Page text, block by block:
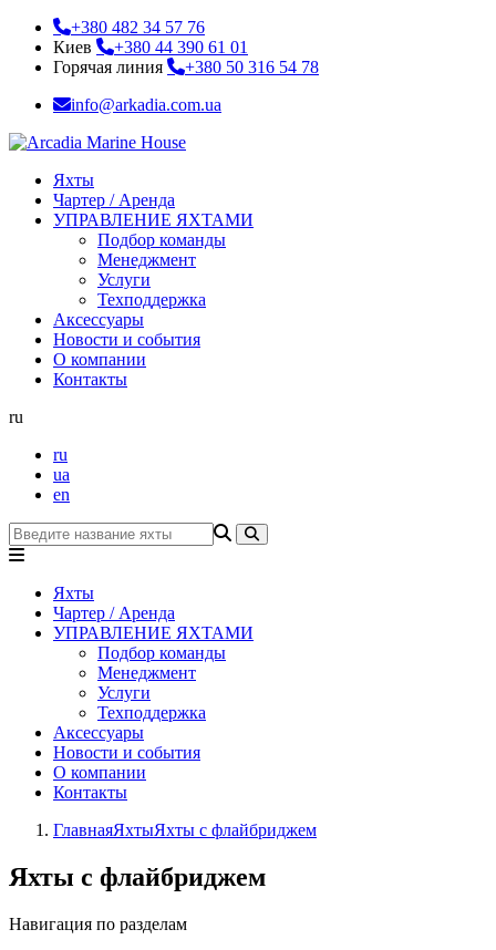
+380 482 34 57 76
Киев
+380 44 390 61 01
Горячая линия
+380 50 316 54 78
info@arkadia.com.ua
Яхты
Чартер / Аренда
УПРАВЛЕНИЕ ЯХТАМИ
Подбор команды
Менеджмент
Услуги
Техподдержка
Аксессуары
Новости и события
О компании
Контакты
ru
ru
ua
en
Яхты
Чартер / Аренда
УПРАВЛЕНИЕ ЯХТАМИ
Подбор команды
Менеджмент
Услуги
Техподдержка
Аксессуары
Новости и события
О компании
Контакты
ГлавнаяЯхтыЯхты с флайбриджем
Яхты с флайбриджем
Навигация по разделам